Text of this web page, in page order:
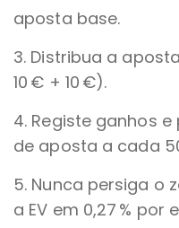
aposta base.
3. Distribua a
10 € + 10 €).
4. Registe ganhos
de aposta a cada
5. Nunca persiga o
a EV em 0,27 % por